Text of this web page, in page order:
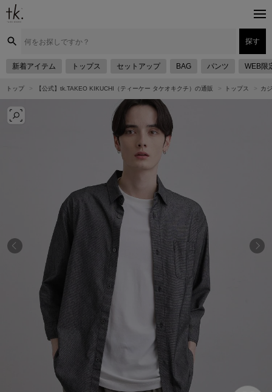
探す
新着アイテム トップス セットアップ BAG パンツ WEB限
トップ 【公式】tk.TAKEO KIKUCHI（ティーケー タケオキクチ）の通販 トップス カ